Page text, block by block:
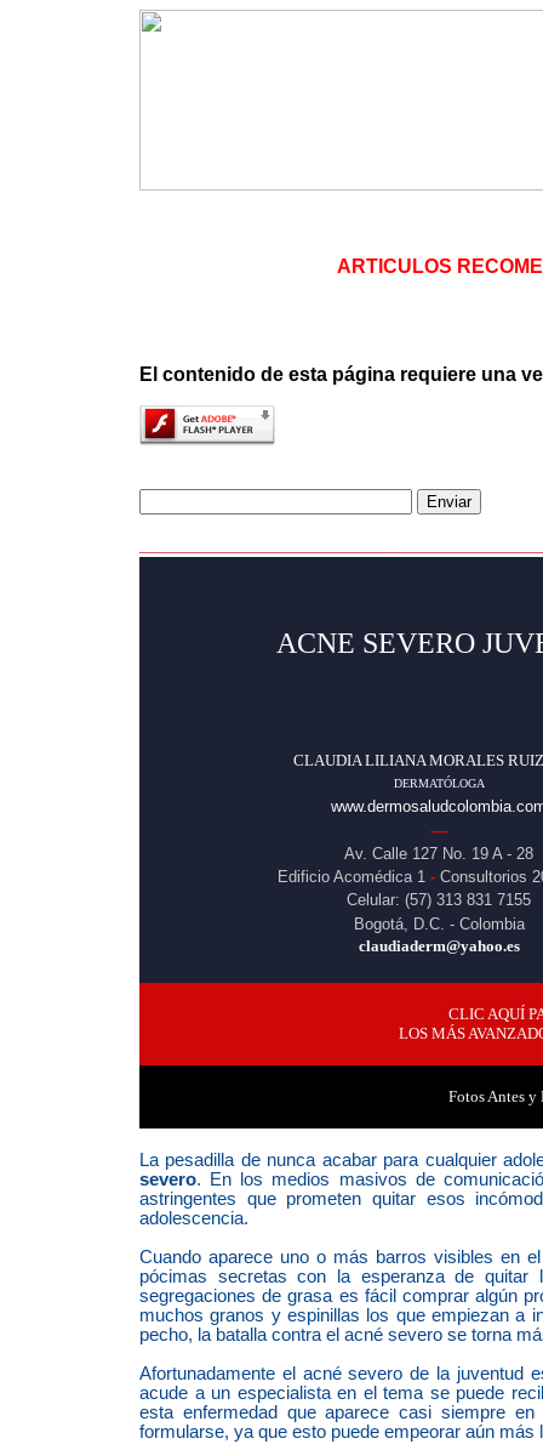
ARTICULOS
El contenido de esta página requiere una
ACNE SEVERO
CLAUDIA LILIANA MORALES
DERMATÓLOGA
---
Av. Calle 127 No. 19 A - 28
Edificio Acomédica 1 - Consultorios
Celular: (57) 313 831 7155
Bogotá, D.C. - Colombia
claudiaderm@yahoo.es
CLIC AQUÍ
LOS MÁS
Fotos Antes y
La pesadilla de nunca acabar para cualquier
severo. En los medios masivos de
astringentes que prometen quitar esos
adolescencia.
Cuando aparece uno o más barros visibles en
pócimas secretas con la esperanza de
segregaciones de grasa es fácil comprar algún
muchos granos y espinillas los que empiezan a
pecho, la batalla contra el acné severo se torna
Afortunadamente el acné severo de la juventud
acude a un especialista en el tema se puede
esta enfermedad que aparece casi siempre
formularse, ya que esto puede empeorar aún